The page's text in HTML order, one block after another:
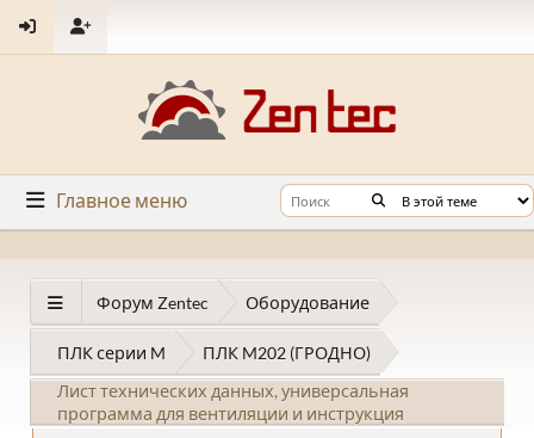
Главное меню
Форум Zentec Оборудование
ПЛК серии M
ПЛК M202 (ГРОДНО)
Лист технических данных, универсальная
программа для вентиляции и инструкция